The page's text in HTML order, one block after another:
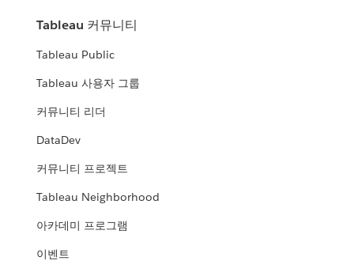
Tableau 커뮤니티
Tableau Public
Tableau 사용자 그룹
커뮤니티 리더
DataDev
커뮤니티 프로젝트
Tableau Neighborhood
아카데미 프로그램
이벤트